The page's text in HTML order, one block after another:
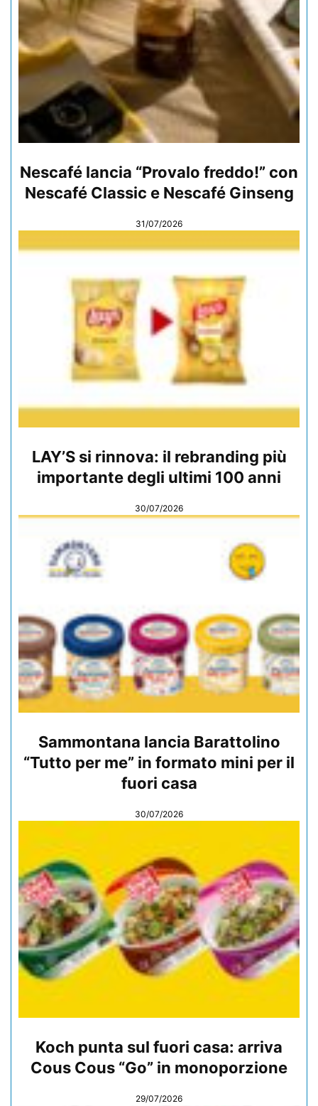
Nescafé lancia “Provalo freddo!” con
Nescafé Classic e Nescafé Ginseng
31/07/2026
LAY’S si rinnova: il rebranding più
importante degli ultimi 100 anni
30/07/2026
Sammontana lancia Barattolino
“Tutto per me” in formato mini per il
fuori casa
30/07/2026
Koch punta sul fuori casa: arriva
Cous Cous “Go” in monoporzione
29/07/2026